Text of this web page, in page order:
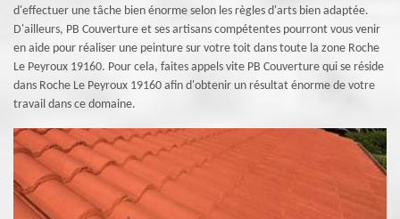
d'effectuer une tâche bien énorme selon les règles d'arts bien adaptée.
D'ailleurs, PB Couverture et ses artisans compétentes pourront vous venir
en aide pour réaliser une peinture sur votre toit dans toute la zone Roche
Le Peyroux 19160. Pour cela, faites appels vite PB Couverture qui se réside
dans Roche Le Peyroux 19160 afin d'obtenir un résultat énorme de votre
travail dans ce domaine.